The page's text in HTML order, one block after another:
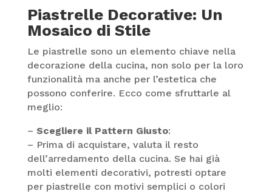
Piastrelle Decorative: Un
Mosaico di Stile
Le piastrelle sono un elemento chiave nella
decorazione della cucina, non solo per la loro
funzionalità ma anche per l’estetica che
possono conferire. Ecco come sfruttarle al
meglio:
– Scegliere il Pattern Giusto:
– Prima di acquistare, valuta il resto
dell’arredamento della cucina. Se hai già
molti elementi decorativi, potresti optare
per piastrelle con motivi semplici o colori